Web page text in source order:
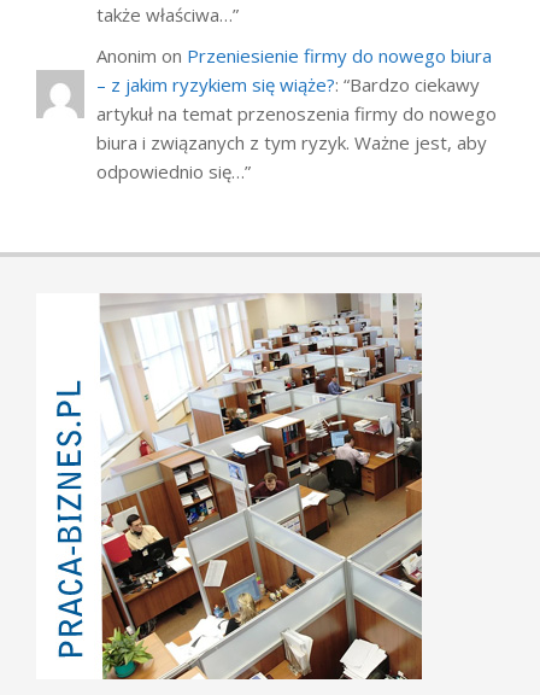
także właściwa…”
Anonim on Przeniesienie firmy do nowego biura
– z jakim ryzykiem się wiąże?: “Bardzo ciekawy
artykuł na temat przenoszenia firmy do nowego
biura i związanych z tym ryzyk. Ważne jest, aby
odpowiednio się…”